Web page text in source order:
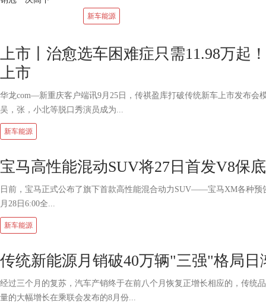
新车能源
上市丨治愈选车困难症只需11.98万起
上市
华龙com—新重庆客户端讯9月25日，传祺盈库打破传统新车上市发布会
吴，张，小北等脱口秀演员成为...
新车能源
宝马高性能混动SUV将27日首发V8保
日前，宝马正式公布了旗下首款高性能混合动力SUV——宝马XM各种预
月28日6:00全...
新车能源
传统新能源月销破40万辆"三强"格局日
经过三个月的复苏，汽车产销终于在前八个月恢复正增长相应的，传统
量的大幅增长在乘联会发布的8月份...